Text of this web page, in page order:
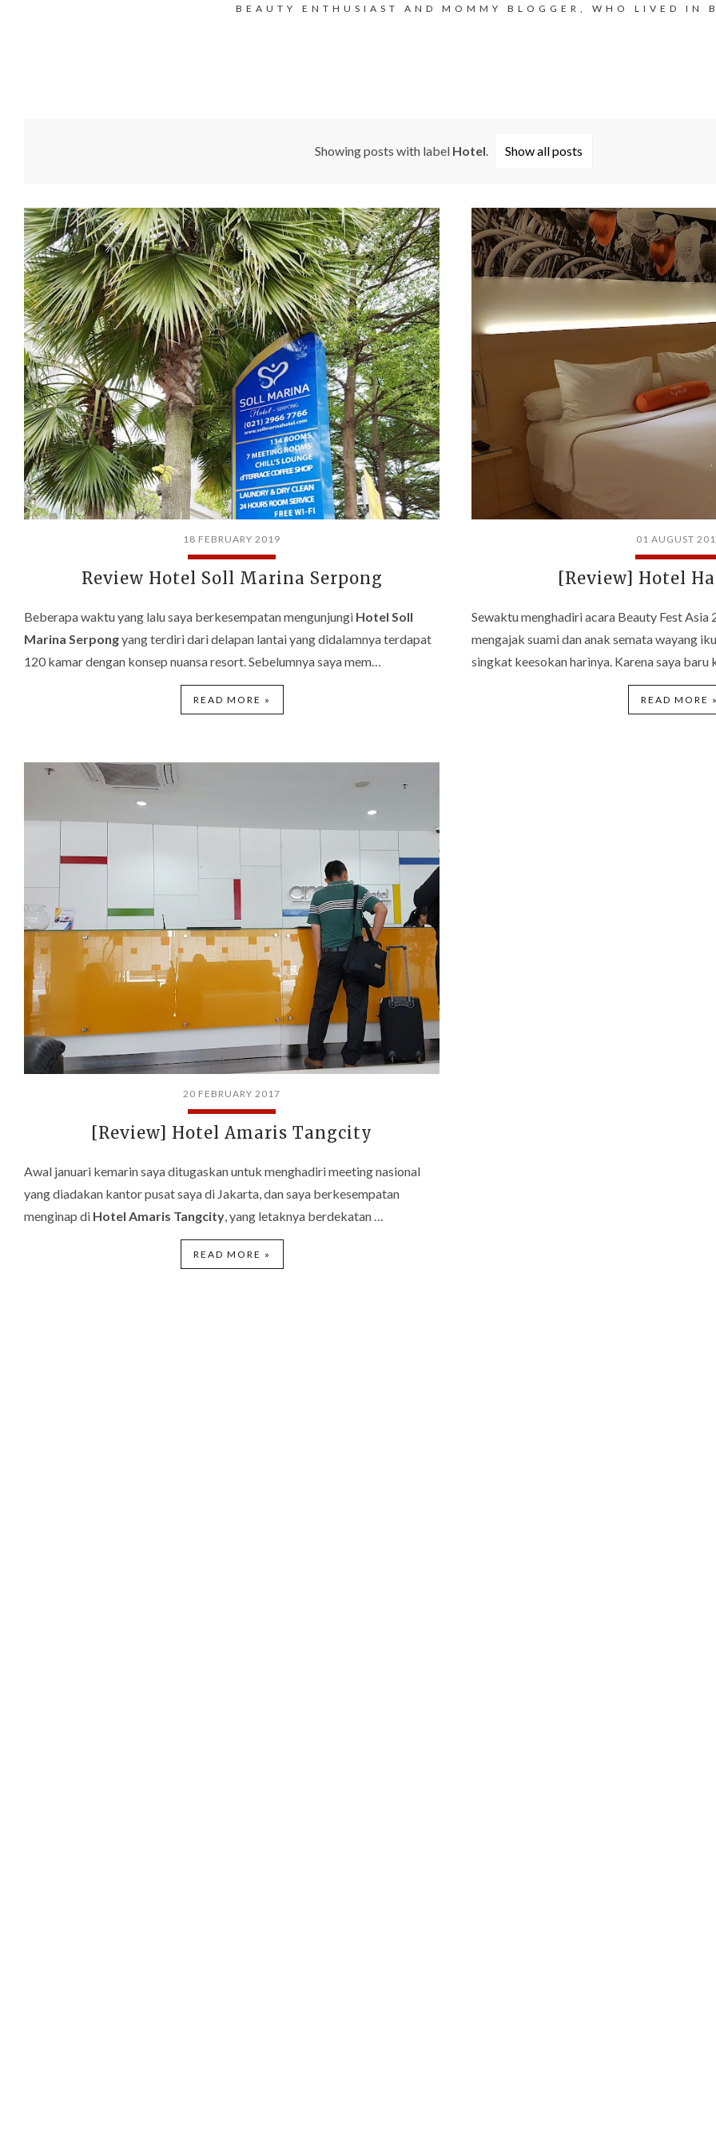
BEAUTY ENTHUSIAST AND MOMMY BLOGGER, WHO LIVED IN
Showing posts with label Hotel. Show all posts
18 FEBRUARY 2019
Review Hotel Soll Marina Serpong
Beberapa waktu yang lalu saya berkesempatan mengunjungi Hotel Soll
Marina Serpongyang terdiri dari delapan lantai yang didalamnya terdapat
120 kamar dengan konsep nuansa resort. Sebelumnya saya mem…
READ MORE »
01 AUGUST
[Review] Hotel
Sewaktu menghadiri acara Beauty Fest Asia
mengajak suami dan anak semata wayang
singkat keesokan harinya. Karena saya baru
READ MORE »
20 FEBRUARY 2017
[Review] Hotel Amaris Tangcity
Awal januari kemarin saya ditugaskan untuk menghadiri meeting nasional
yang diadakan kantor pusat saya di Jakarta, dan saya berkesempatan
menginap di Hotel Amaris Tangcity, yang letaknya berdekatan …
READ MORE »